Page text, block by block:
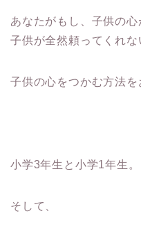
あなたがもし、子供の心
子供が全然頼ってくれな
子供の心をつかむ方法を
小学3年生と小学1年生。
そして、